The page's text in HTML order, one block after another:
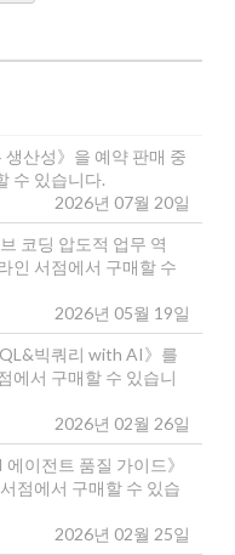
생산성》을 예약 판매 중
수 있습니다.
2026년 07월 20일
코딩 압도적 업무 역
인 서점에서 구매할 수
2026년 05월 19일
빅쿼리 with AI》를
에서 구매할 수 있습니
2026년 02월 26일
이전트 품질 가이드》
점에서 구매할 수 있습
2026년 02월 25일